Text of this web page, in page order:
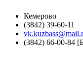
Кемерово
(3842) 39-60-11
(3842) 66-00-